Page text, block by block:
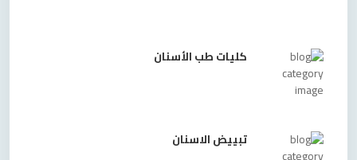
كليات طب الأسنان
تبييض الاسنان